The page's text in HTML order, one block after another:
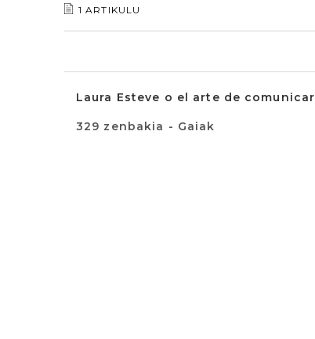
1 ARTIKULU
Laura Esteve o el arte de comunicar
329 zenbakia - Gaiak